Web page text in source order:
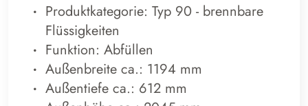
Produktkategorie: Typ 90 - brennbare
Flüssigkeiten
Funktion: Abfüllen
Außenbreite ca.: 1194 mm
Außentiefe ca.: 612 mm